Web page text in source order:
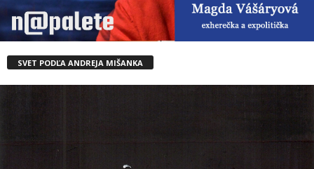
SVET PODĽA ANDREJA MIŠANKA